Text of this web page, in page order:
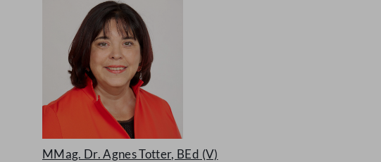
MMag. Dr. Agnes Totter, BEd (V)